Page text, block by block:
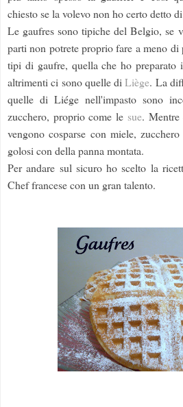
chiesto se la volevo non ho certo detto
Le gaufres sono tipiche del Belgio, se
parti non potrete proprio fare a meno di
tipi di gaufre, quella che ho preparato
altrimenti ci sono quelle diLiège. La
quelle di Liége nell'impasto sono
zucchero, proprio come le sue. Mentre
vengono cosparse con miele,
golosi con della panna montata.
Per andare sul sicuro ho scelto la
Chef francese con un gran talento.